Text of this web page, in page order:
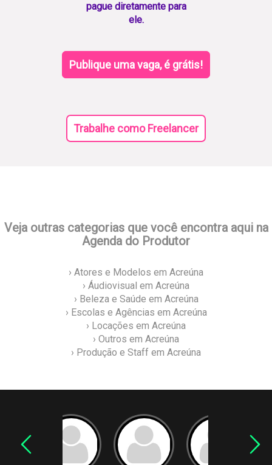
pague diretamente para
ele.
Publique uma vaga, é grátis!
Trabalhe como Freelancer
Veja outras categorias que você encontra aqui na
Agenda do Produtor
› Atores e Modelos em Acreúna
› Áudiovisual em Acreúna
› Beleza e Saúde em Acreúna
› Escolas e Agências em Acreúna
› Locações em Acreúna
› Outros em Acreúna
› Produção e Staff em Acreúna